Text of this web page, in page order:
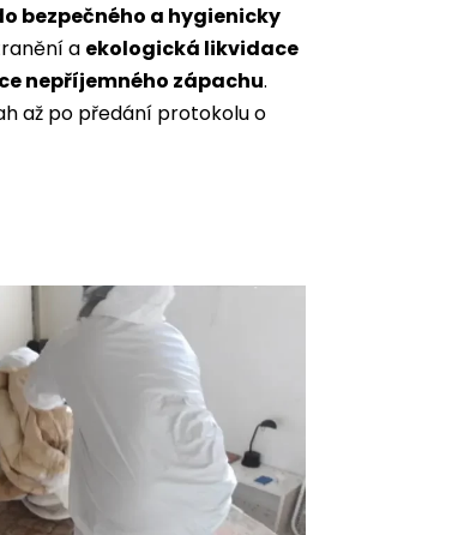
bezpečného a hygienicky
a ekologická likvidace
nepříjemného zápachu.
až po předání protokolu o